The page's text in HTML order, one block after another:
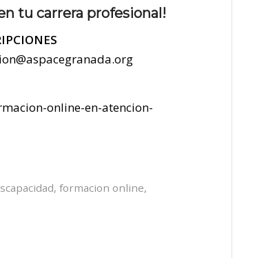
tu carrera profesional!
online-en-atencion-
, formacion online,